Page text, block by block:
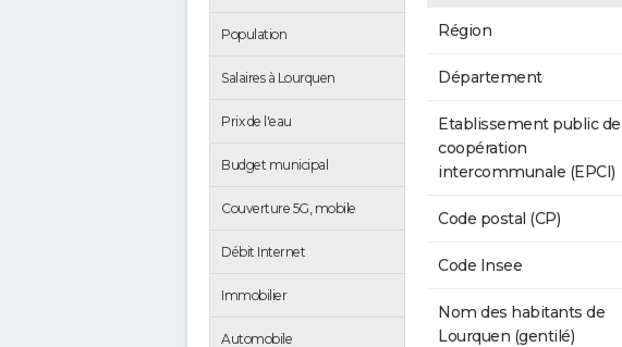
Population
Salaires à Lourquen
Prix de l'eau
Budget municipal
Couverture 5G, mobile
Débit Internet
Immobilier
Automobile
Région
Département
Etablissement public de
coopération
intercommunale (EPCI)
Code postal (CP)
Code Insee
Nom des habitants de
Lourquen (gentilé)